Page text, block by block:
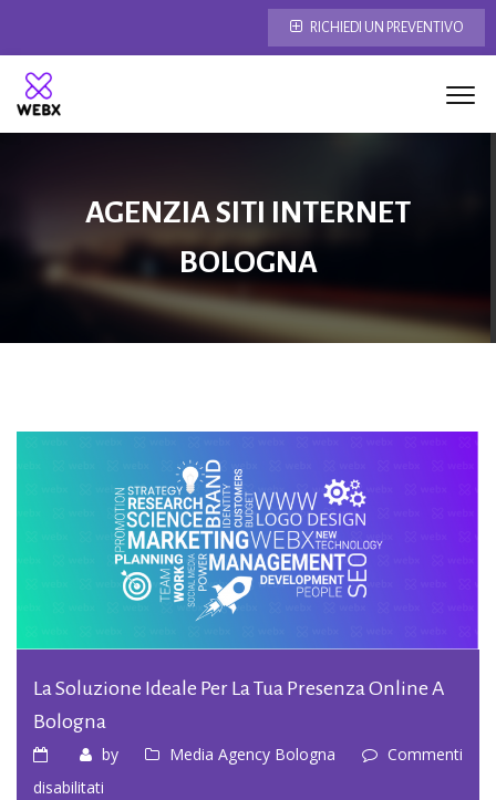
RICHIEDI UN PREVENTIVO
AGENZIA SITI INTERNET
BOLOGNA
La Soluzione Ideale Per La Tua Presenza Online A
Bologna
by Media Agency Bologna
Commenti
disabilitati